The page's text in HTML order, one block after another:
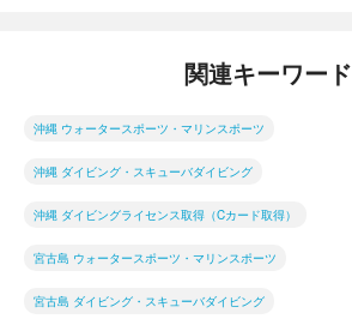
関連キーワード
沖縄 ウォータースポーツ・マリンスポーツ
沖縄 ダイビング・スキューバダイビング
沖縄 ダイビングライセンス取得（Cカード取得）
宮古島 ウォータースポーツ・マリンスポーツ
宮古島 ダイビング・スキューバダイビング